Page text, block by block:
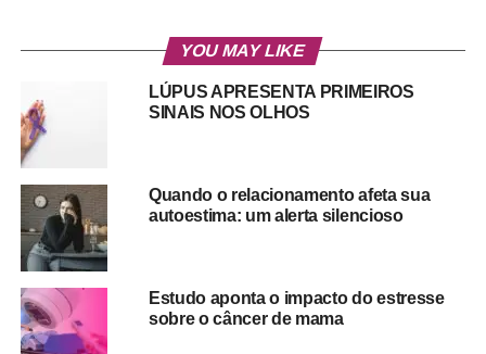
YOU MAY LIKE
LÚPUS APRESENTA PRIMEIROS
SINAIS NOS OLHOS
Quando o relacionamento afeta sua
autoestima: um alerta silencioso
Estudo aponta o impacto do estresse
sobre o câncer de mama